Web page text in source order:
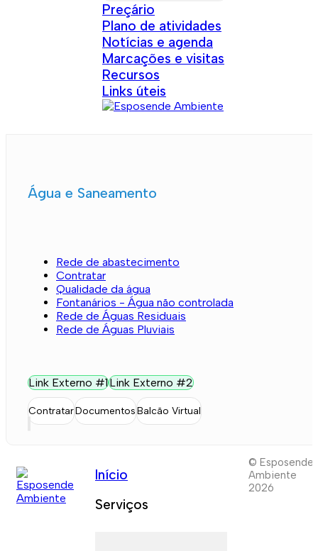
Preçário
Plano de atividades
Notícias e agenda
Marcações e visitas
Recursos
Links úteis
Água e Saneamento
Rede de abastecimento
Contratar
Qualidade da água
Fontanários - Água não controlada
Rede de Águas Residuais
Rede de Águas Pluviais
Link Externo #1Link Externo #2
ContratarDocumentosBalcão Virtual
Início
Serviços
© Esposende
Ambiente
2026